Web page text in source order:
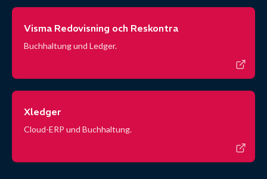
Visma Redovisning och Reskontra
Buchhaltung und Ledger.
Xledger
Cloud-ERP und Buchhaltung.